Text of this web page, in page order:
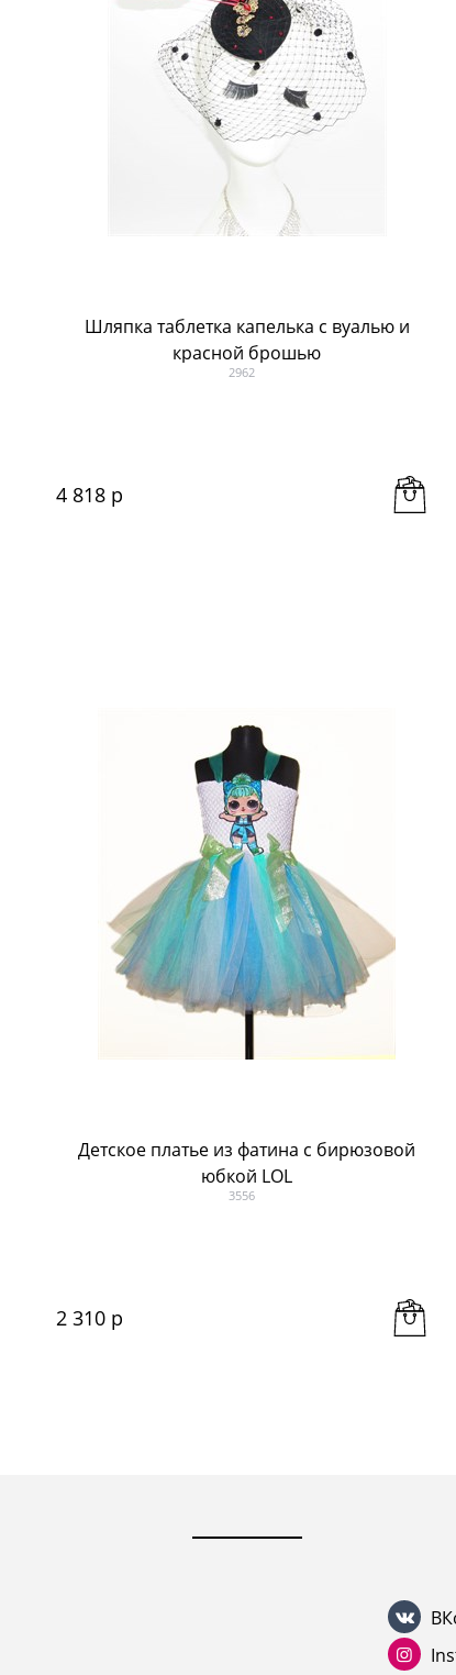
Шляпка таблетка капелька с вуалью и
красной брошью
2962
4 818 р
Детское платье из фатина с бирюзовой
юбкой LOL
3556
2 310 р